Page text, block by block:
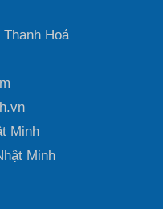
Hoá
Minh
Minh